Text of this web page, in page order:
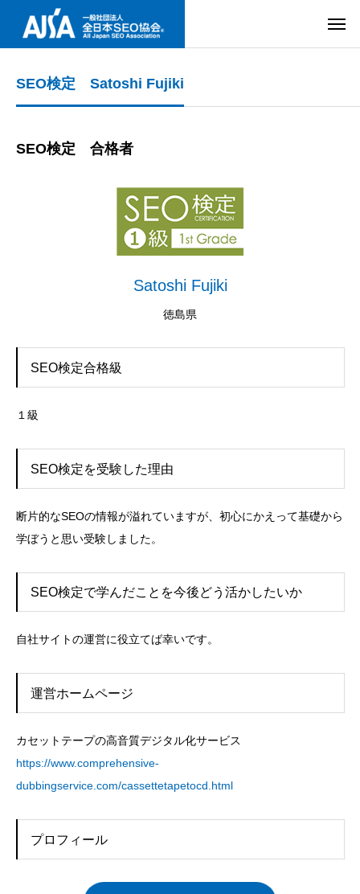
SEO検定 Satoshi Fujiki
SEO検定 合格者
Satoshi Fujiki
徳島県
SEO検定合格級
１級
SEO検定を受験した理由
断片的なSEOの情報が溢れていますが、初心にかえって基礎から
学ぼうと思い受験しました。
SEO検定で学んだことを今後どう活かしたいか
自社サイトの運営に役立てば幸いです。
運営ホームページ
カセットテープの高音質デジタル化サービス
https://www.comprehensive-
dubbingservice.com/cassettetapetocd.html
プロフィール